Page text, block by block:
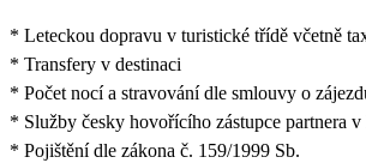
* Leteckou dopravu v turistické třídě včetně
* Transfery v destinaci
* Počet nocí a stravování dle smlouvy o
* Služby česky hovořícího zástupce partnera
* Pojištění dle zákona č. 159/1999 Sb.